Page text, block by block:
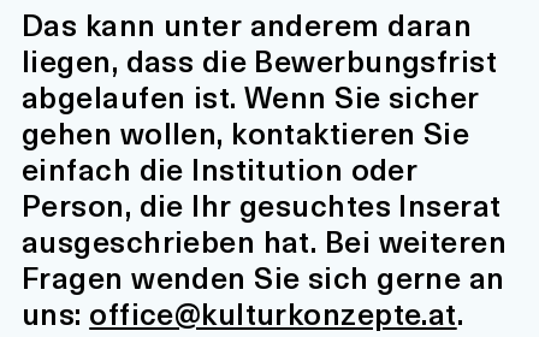
Das kann unter anderem daran
liegen, dass die Bewerbungsfrist
abgelaufen ist. Wenn Sie sicher
gehen wollen, kontaktieren Sie
einfach die Institution oder
Person, die Ihr gesuchtes Inserat
ausgeschrieben hat. Bei weiteren
Fragen wenden Sie sich gerne an
uns: office@kulturkonzepte.at.